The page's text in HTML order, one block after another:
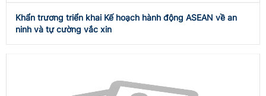
Khẩn trương triển khai Kế hoạch hành động ASEAN về an
ninh và tự cường vắc xin